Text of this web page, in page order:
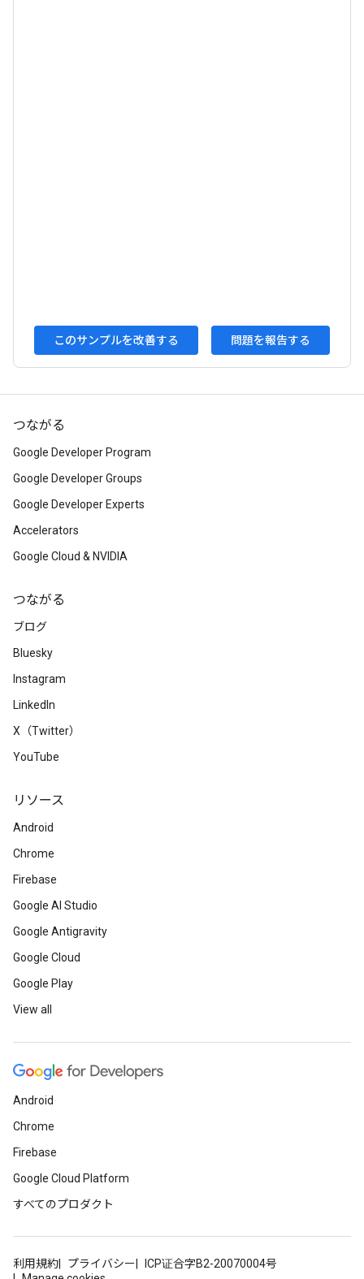
このサンプルを改善する 問題を報告する
つながる
Google Developer Program
Google Developer Groups
Google Developer Experts
Accelerators
Google Cloud & NVIDIA
つながる
ブログ
Bluesky
Instagram
LinkedIn
X（Twitter）
YouTube
リソース
Android
Chrome
Firebase
Google AI Studio
Google Antigravity
Google Cloud
Google Play
View all
Android
Chrome
Firebase
Google Cloud Platform
すべてのプロダクト
利用規約 プライバシー
ICP证合字B2-20070004号